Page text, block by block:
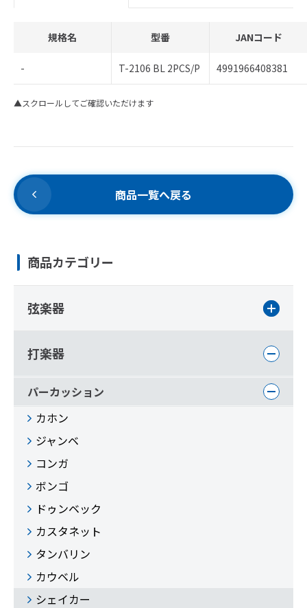
規格名 型番 JANコード
- T-2106 BL 2PCS/P 4991966408381
▲スクロールしてご確認いただけます
商品一覧へ戻る
商品カテゴリー
弦楽器
打楽器
パーカッション
カホン
ジャンベ
コンガ
ボンゴ
ドゥンベック
カスタネット
タンバリン
カウベル
シェイカー